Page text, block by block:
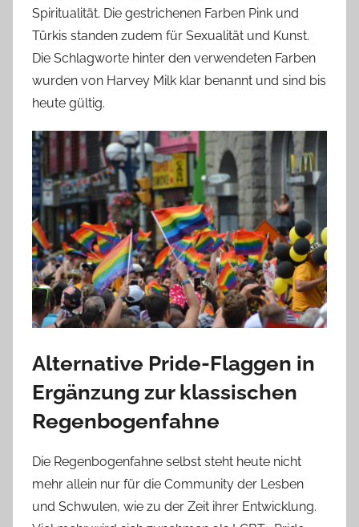
Spiritualität. Die gestrichenen Farben Pink und
Türkis standen zudem für Sexualität und Kunst.
Die Schlagworte hinter den verwendeten Farben
wurden von Harvey Milk klar benannt und sind bis
heute gültig.
Alternative Pride-Flaggen in
Ergänzung zur klassischen
Regenbogenfahne
Die Regenbogenfahne selbst steht heute nicht
mehr allein nur für die Community der Lesben
und Schwulen, wie zu der Zeit ihrer Entwicklung.